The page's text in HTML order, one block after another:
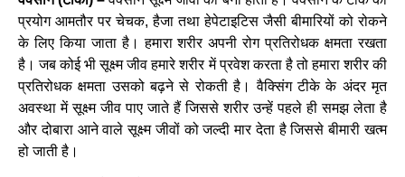
प्रयोग आमतौर पर चेचक, हैजा तथा हेपेटाइटिस जैसी बीमारियों को रोकने
के लिए किया जाता है। हमारा शरीर अपनी रोग प्रतिरोधक क्षमता रखता
है। जब कोई भी सूक्ष्म जीव हमारे शरीर में प्रवेश करता है तो हमारा शरीर की
प्रतिरोधक क्षमता उसको बढ़ने से रोकती है। वैक्सिंग टीके के अंदर मृत
अवस्था में सूक्ष्म जीव पाए जाते हैं जिससे शरीर उन्हें पहले ही समझ लेता है
और दोबारा आने वाले सूक्ष्म जीवों को जल्दी मार देता है जिससे बीमारी खत्म
हो जाती है।